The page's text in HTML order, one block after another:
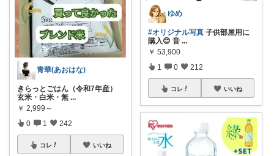
青華(あおはな)
きらっとごはん（令和7年産）
玄米・白米・無 ...
￥ 2,999～
0 1 242
コレ いいね
ゆめ
#オリジナル写真 子供部屋用に
購入😊 音 ...
￥ 53,900
1 0 212
コレ いいね